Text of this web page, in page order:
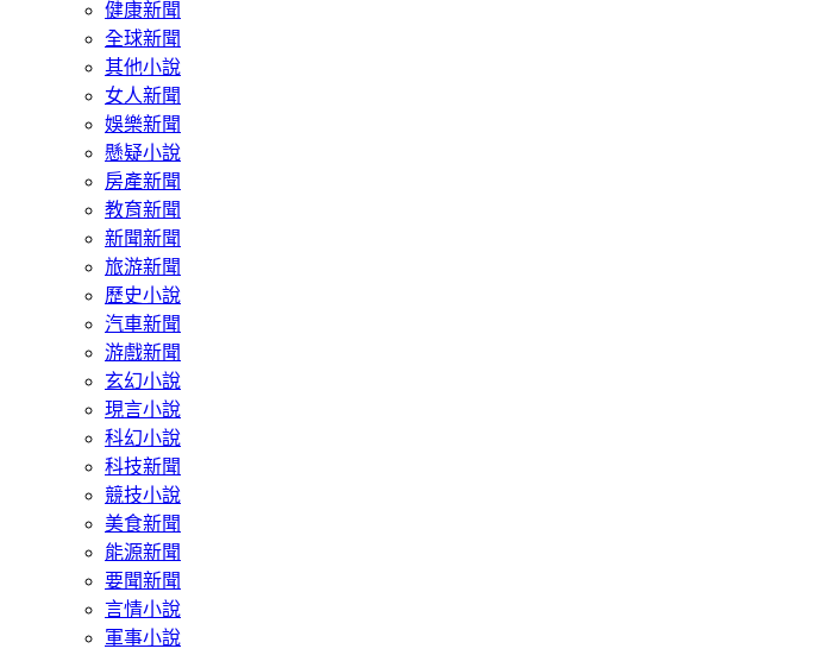
健康新聞
全球新聞
其他小說
女人新聞
娛樂新聞
懸疑小說
房產新聞
教育新聞
新聞新聞
旅游新聞
歷史小說
汽車新聞
游戲新聞
玄幻小說
現言小說
科幻小說
科技新聞
競技小說
美食新聞
能源新聞
要聞新聞
言情小說
軍事小說